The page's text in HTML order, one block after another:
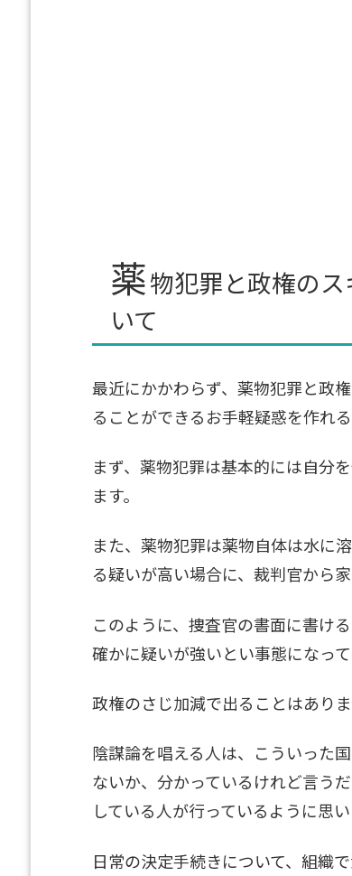
薬物犯罪と政権の
いて
最近にかかわらず、薬物犯罪と政
ることができるお手軽疑惑を作れる
まず、薬物犯罪は基本的には自分
ます。
また、薬物犯罪は薬物自体は水に
る疑いが高い場合に、裁判官から
このように、捜査官の書面に書け
確かに疑いが強いとい事態になっ
政権のさじ加減で出ることはありま
陰謀論を唱える人は、こういった
ないか、分かっているけれど言う
している人が行っているように思い
日常の決定手続きについて、組織